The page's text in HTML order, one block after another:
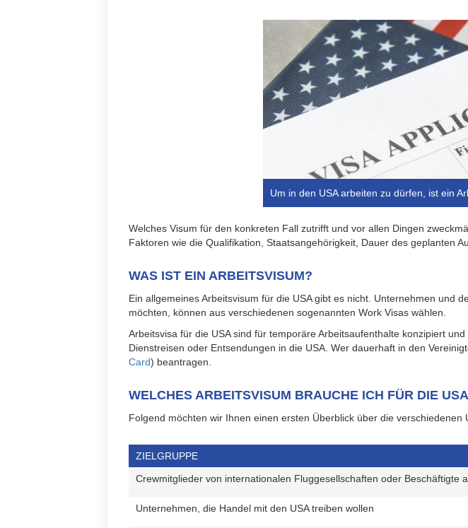
Um in den USA arbeiten zu dürfen, ist ein
Welches Visum für den konkreten Fall zutrifft und vor allen Dingen
Faktoren wie die Qualifikation, Staatsangehörigkeit, Dauer des geplanten
WAS IST EIN ARBEITSVISUM?
Ein allgemeines Arbeitsvisum für die USA gibt es nicht. Unternehmen und
möchten, können aus verschiedenen sogenannten Work Visas wählen.
Arbeitsvisa für die USA sind für temporäre Arbeitsaufenthalte konzipiert
Dienstreisen oder Entsendungen in die USA. Wer dauerhaft in den
Card) beantragen.
WELCHES ARBEITSVISUM BRAUCHE ICH FÜR DIE
Folgend möchten wir Ihnen einen ersten Überblick über die
ZIELGRUPPE
Crewmitglieder von internationalen Fluggesellschaften oder Beschäftigte
Unternehmen, die Handel mit den USA treiben wollen